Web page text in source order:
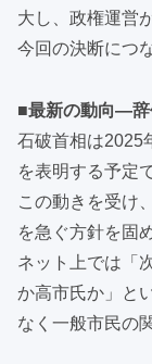
大し、政権運営
今回の決断につ
■最新の動向—辞
石破首相は2025
を表明する予定
この動きを受け
を急ぐ方針を固
ネット上では「
か高市氏か」と
なく一般市民の